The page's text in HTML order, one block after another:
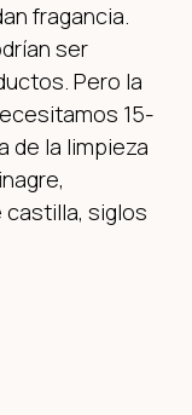
fragancia.
ser
Pero la
15-
de la limpieza
castilla, siglos